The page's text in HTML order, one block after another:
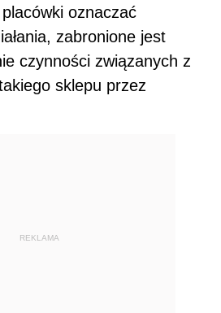
oznaczać
zabronione jest
czynności związanych z
sklepu przez
REKLAMA